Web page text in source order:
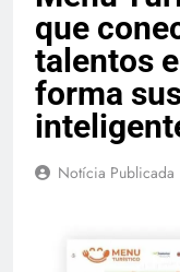
que
talentos
forma
Notícia Publicada